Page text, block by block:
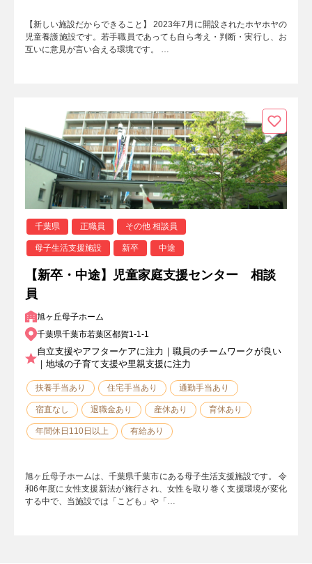
【新しい施設だからできること】 2023年7月に開設されたホヤホヤの
児童養護施設です。若手職員であっても自ら考え・判断・実行し、お
互いに意見が言い合える環境です。 …
千葉県 正職員 その他 相談員
母子生活支援施設 新卒 中途
【新卒・中途】児童家庭支援センター 相談
員
旭ヶ丘母子ホーム
千葉県千葉市若葉区都賀1-1-1
自立支援やアフターケアに注力｜職員のチームワークが良い
｜地域の子育て支援や里親支援に注力
扶養手当あり 住宅手当あり 通勤手当あり
宿直なし 退職金あり 産休あり 育休あり
年間休日110日以上 有給あり
旭ヶ丘母子ホームは、千葉県千葉市にある母子生活支援施設です。 令
和6年度に女性支援新法が施行され、女性を取り巻く支援環境が変化
する中で、当施設では「こども」や「…